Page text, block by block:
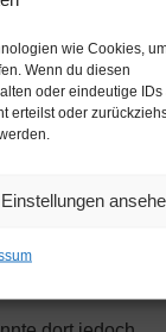
wie Cookies,
Wenn du diesen
oder eindeutige IDs
erteilst oder
Einstellungen
Feuerwehr zur
Wache sowie
Trupps, die
zu verhindern.
in das